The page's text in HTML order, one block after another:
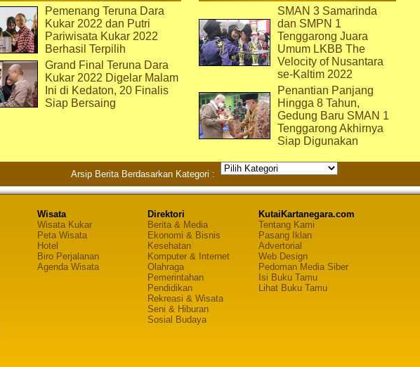
Pemenang Teruna Dara
Kukar 2022 dan Putri
Pariwisata Kukar 2022
Berhasil Terpilih
Grand Final Teruna Dara
Kukar 2022 Digelar Malam
Ini di Kedaton, 20 Finalis
Siap Bersaing
SMAN 3 Samarinda
dan SMPN 1
Tenggarong Juara
Umum LKBB The
Velocity of Nusantara
se-Kaltim 2022
Penantian Panjang
Hingga 8 Tahun,
Gedung Baru SMAN 1
Tenggarong Akhirnya
Siap Digunakan
Arsip Berita Berdasarkan Kategori :
Wisata
Wisata Kukar
Peta Wisata
Hotel
Biro Perjalanan
Agenda Wisata
Direktori
Berita & Media
Ekonomi & Bisnis
Kesehatan
Komputer & Internet
Olahraga
Pemerintahan
Pendidikan
Rekreasi & Wisata
Seni & Hiburan
Sosial Budaya
KutaiKartanegara.com
Tentang Kami
Pasang Iklan
Advertorial
Web Design
Pedoman Media Siber
Isi Buku Tamu
Lihat Buku Tamu